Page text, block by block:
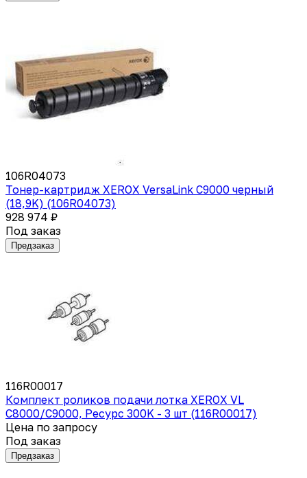
106R04073
Тонер-картридж XEROX VersaLink C9000 черный
(18,9K) (106R04073)
928 974 ₽
Под заказ
Предзаказ
116R00017
Комплект роликов подачи лотка XEROX VL
C8000/C9000, Ресурс 300K - 3 шт (116R00017)
Цена по запросу
Под заказ
Предзаказ